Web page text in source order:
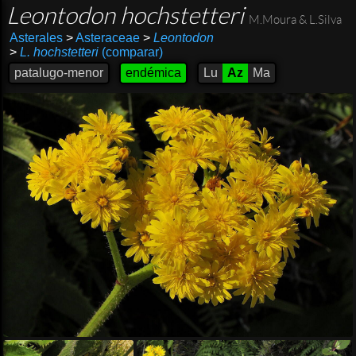
Leontodon hochstetteri M.Moura & L.Silva
Asterales >Asteraceae > Leontodon
> L. hochstetteri(comparar)
patalugo-menor
endémica Lu Az Ma